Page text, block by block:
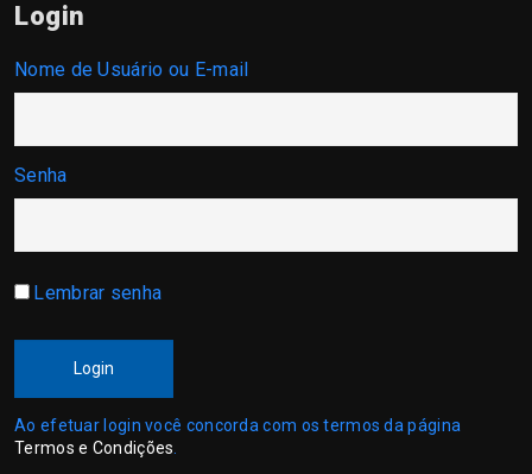
Login
Nome de Usuário ou E-mail
Senha
Lembrar senha
Login
Ao efetuar login você concorda com os termos da página
Termos e Condições